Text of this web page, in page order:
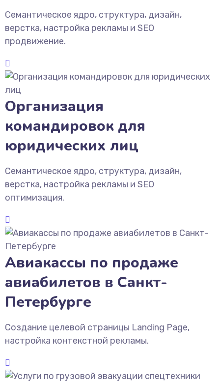
Семантическое ядро, структура, дизайн,
верстка, настройка рекламы и SEO
продвижение.
Организация
командировок для
юридических лиц
Семантическое ядро, структура, дизайн,
верстка, настройка рекламы и SEO
оптимизация.
Авиакассы по продаже
авиабилетов в Санкт-
Петербурге
Создание целевой страницы Landing Page,
настройка контекстной рекламы.